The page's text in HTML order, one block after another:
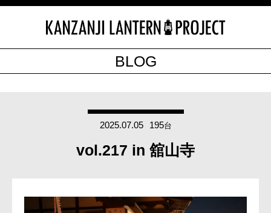
BLOG
2025.07.05 195台
vol.217 in 舘山寺